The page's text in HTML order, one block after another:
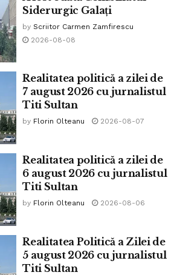
Credit foto: Pixa Bay
că mai mulți factori au determinat
oamenilor de stat care au ales să
de unde se oprise generația
o națiune creată din oamenii atrași
dar au ajuns la ea, prin muncă,
legile pe care ei și le-au creat.
de Independență pornesc de la
să îi reprezinte pe cei
respectă acest principiu, statul este
Siderurgic Galați
by Scriitor Carmen Zamfirescu
2026-08-08
Realitatea politică a zilei de
7 august 2026 cu jurnalistul
Titi Sultan
by Florin Olteanu 2026-08-07
Realitatea politică a zilei de
6 august 2026 cu jurnalistul
Titi Sultan
by Florin Olteanu 2026-08-06
Realitatea Politică a Zilei de
5 august 2026 cu jurnalistul
Titi Sultan